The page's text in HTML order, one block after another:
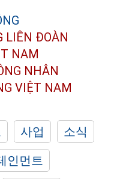
LIÊN ĐOÀN
NAM
NHÂN
VIỆT NAM
사업
소식
인먼트